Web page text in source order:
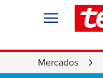
Mercados